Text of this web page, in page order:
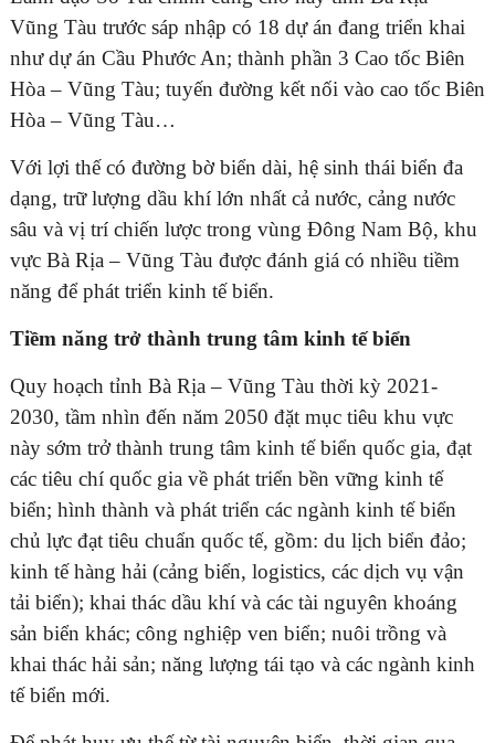
Vũng Tàu trước sáp nhập có 18 dự án đang triển khai
như dự án Cầu Phước An; thành phần 3 Cao tốc Biên
Hòa – Vũng Tàu; tuyến đường kết nối vào cao tốc Biên
Hòa – Vũng Tàu…
Với lợi thế có đường bờ biển dài, hệ sinh thái biển đa
dạng, trữ lượng dầu khí lớn nhất cả nước, cảng nước
sâu và vị trí chiến lược trong vùng Đông Nam Bộ, khu
vực Bà Rịa – Vũng Tàu được đánh giá có nhiều tiềm
năng để phát triển kinh tế biển.
Tiềm năng trở thành trung tâm kinh tế biển
Quy hoạch tỉnh Bà Rịa – Vũng Tàu thời kỳ 2021-
2030, tầm nhìn đến năm 2050 đặt mục tiêu khu vực
này sớm trở thành trung tâm kinh tế biển quốc gia, đạt
các tiêu chí quốc gia về phát triển bền vững kinh tế
biển; hình thành và phát triển các ngành kinh tế biển
chủ lực đạt tiêu chuẩn quốc tế, gồm: du lịch biển đảo;
kinh tế hàng hải (cảng biển, logistics, các dịch vụ vận
tải biển); khai thác dầu khí và các tài nguyên khoáng
sản biển khác; công nghiệp ven biển; nuôi trồng và
khai thác hải sản; năng lượng tái tạo và các ngành kinh
tế biển mới.
HOÀN THÀNH
Đăng ký tư vấn trực tiếp 24/7:
0835182528 - 0819151818